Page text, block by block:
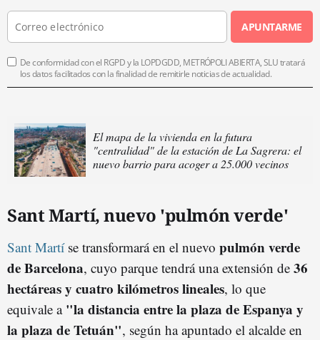
APUNTARME
De conformidad con el RGPD y la LOPDGDD, METRÓPOLI ABIERTA, SLU tratará
los datos facilitados con la finalidad de remitirle noticias de actualidad.
El mapa de la vivienda en la futura
"centralidad" de la estación de La Sagrera: el
nuevo barrio para acoger a 25.000 vecinos
Sant Martí, nuevo 'pulmón verde'
Sant Martíse transformará en el nuevo pulmón verde
de Barcelona, cuyo parque tendrá una extensión de 36
hectáreas y cuatro kilómetros lineales, lo que
equivale a"la distancia entre la plaza de Espanya y
la plaza de Tetuán", según ha apuntado el alcalde en